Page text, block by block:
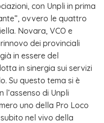
con Unpli in prima
ovvero le quattro
Novara, VCO e
dei provinciali
in essere del
in sinergia sui servizi
Su questo tema si è
l’assenso di Unpli
uno della Pro Loco
nel vivo della